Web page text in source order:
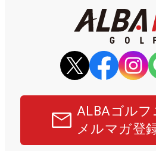
ALBAゴルフ
メルマガ登